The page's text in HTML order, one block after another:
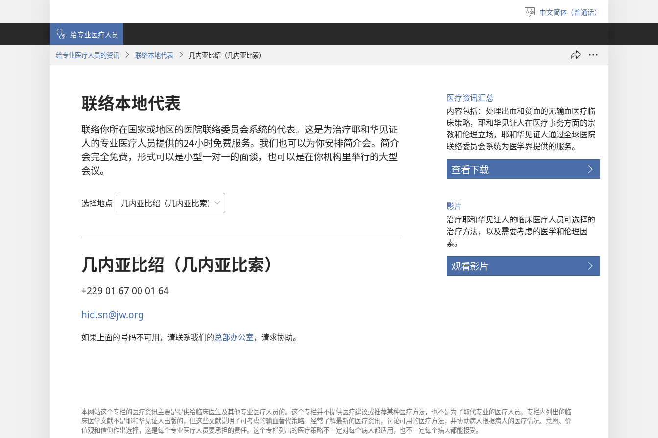
选
择
言
中文简体（普通话）
给专业医疗人员
给专业医疗人员的资讯 联络本地代表 几内亚比绍（几内亚比索）
联络本地代表
联络你所在国家或地区的医院联络委员会系统的代表。这是为治疗耶和华见证
人的专业医疗人员提供的24小时免费服务。我们也可以为你安排简介会。简介
会完全免费，形式可以是小型一对一的面谈，也可以是在你机构里举行的大型
会议。
选择地点
几内亚比绍（几内亚比索）
+229 01 67 00 01 64
hid.sn@jw.org
如果上面的号码不可用，请联系我们的总部办公室，请求协助。
医疗资讯汇总
内容包括：处理出血和贫血的无输血医疗临
床策略，耶和华见证人在医疗事务方面的宗
教和伦理立场，耶和华见证人通过全球医院
联络委员会系统为医学界提供的服务。
查看下载
影片
治疗耶和华见证人的临床医疗人员可选择的
治疗方法，以及需要考虑的医学和伦理因
素。
观看影片
本网站这个专栏的医疗资讯主要是提供给临床医生及其他专业医疗人员的。这个专栏并不提供医疗建议或推荐某种医疗方法，也不是为了取代专业的医疗人员。专栏内列出的临
床医学文献不是耶和华见证人出版的，但这些文献说明了可考虑的输血替代策略。经常了解最新的医疗资讯，讨论可用的医疗方法，并协助病人根据病人的医疗情况、意愿、价
值观和信仰作出选择，这是每个专业医疗人员要承担的责任。这个专栏列出的医疗策略不一定对每个病人都适用，也不一定每个病人都能接受。